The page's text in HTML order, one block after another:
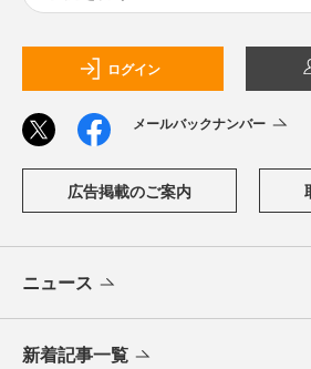
ログイン
メールバックナンバー
広告掲載のご案内
ニュース
新着記事一覧